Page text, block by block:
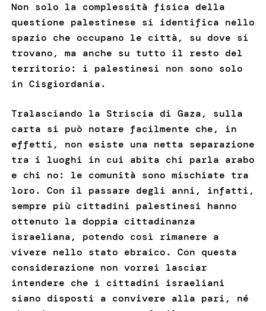
Non solo la complessità fisica della
questione palestinese si identifica nello
spazio che occupano le città, su dove si
trovano, ma anche su tutto il resto del
territorio: i palestinesi non sono solo
in Cisgiordania.
Tralasciando la Striscia di Gaza, sulla
carta si può notare facilmente che, in
effetti, non esiste una netta separazione
tra i luoghi in cui abita chi parla arabo
e chi no: le comunità sono mischiate tra
loro. Con il passare degli anni, infatti,
sempre più cittadini palestinesi hanno
ottenuto la doppia cittadinanza
israeliana, potendo così rimanere a
vivere nello stato ebraico. Con questa
considerazione non vorrei lasciar
intendere che i cittadini israeliani
siano disposti a convivere alla pari, né